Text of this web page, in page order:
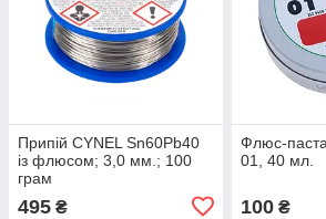
Припій CYNEL Sn60Pb40
із флюсом; 3,0 мм.; 100
грам
495 ₴
Флюс-
01, 40 мл.
100₴